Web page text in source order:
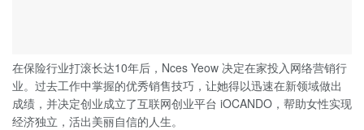
在保险行业打滚长达10年后，Nces Yeow 决定在家投入网络营销行
业。过去工作中掌握的优秀销售技巧，让她得以迅速在新领域做出
成绩，并决定创业成立了互联网创业平台 iOCANDO，帮助女性实现
经济独立，活出美丽自信的人生。